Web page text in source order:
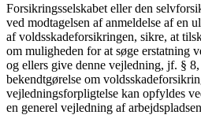
Forsikringsselskabet eller den
ved modtagelsen af anmeldelse af en
af voldsskadeforsikringen, sikre, at
om muligheden for at søge erstatning
og ellers give denne vejledning, jf. §
bekendtgørelse om
vejledningsforpligtelse kan opfyldes
en generel vejledning af